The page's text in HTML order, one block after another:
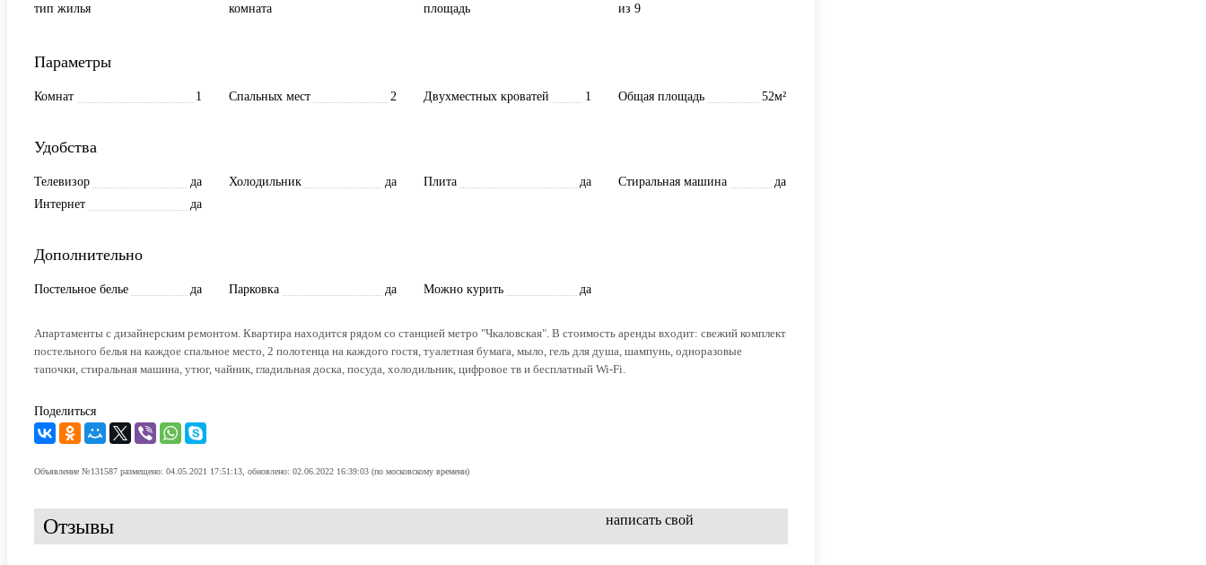
тип жилья комната площадь из 9
Параметры
Комнат 1 Спальных мест 2 Двухместных кроватей 1 Общая площадь 52м²
Удобства
Телевизор да Холодильник да Плита да Стиральная машина
да
Интернет
да
Дополнительно
Постельное белье да Парковка да Можно курить да
Апартаменты с дизайнерским ремонтом. Квартира находится рядом со станцией метро "Чкаловская". В стоимость аренды входит: свежий комплект
постельного белья на каждое спальное место, 2 полотенца на каждого гостя, туалетная бумага, мыло, гель для душа, шампунь, одноразовые
тапочки, стиральная машина, утюг, чайник, гладильная доска, посуда, холодильник, цифровое тв и бесплатный Wi-Fi.
Поделиться
Объявление №131587 размещено: 04.05.2021 17:51:13, обновлено: 02.06.2022 16:39:03 (по московскому времени)
Отзывы написать свой